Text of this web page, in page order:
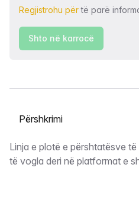
Regjistrohu përtë parë
Shto në karrocë
Zgjidh një skedë
Përshkrimi
Linja e plotë e përshtatësve
të vogla deri në platformat e